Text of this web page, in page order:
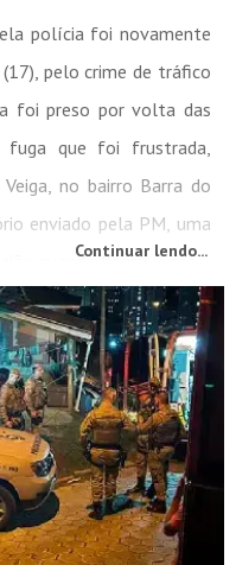
polícia foi novamente
pelo crime de tráfico
foi preso por volta das
que foi frustrada,
no bairro Barra do
enviado pela PM, uma
quando flagrou uma...
Continuar lendo...